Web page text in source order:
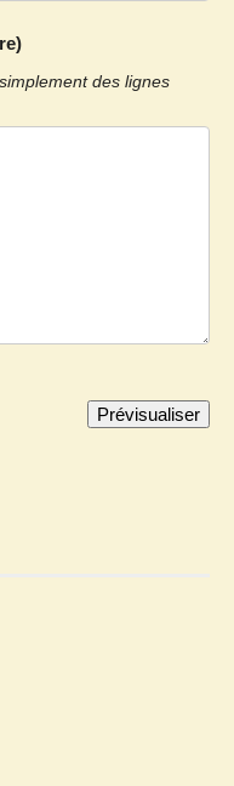
des lignes